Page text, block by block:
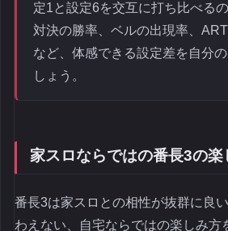
定1と設定6を交互に打ち比べる
対決の勝率、ベルの出現率、
など、体感できる設定差を自分
しょう。
家スロならではの番長3の楽
番長3は家スロとの相性が抜群に良
わえない、自宅ならではの楽しみ方